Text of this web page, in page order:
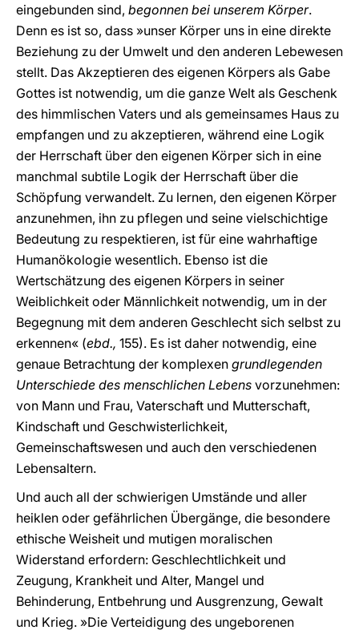
eingebunden sind, begonnen bei unserem Körper.
Denn es ist so, dass »unser Körper uns in eine direkte
Beziehung zu der Umwelt und den anderen Lebewesen
stellt. Das Akzeptieren des eigenen Körpers als Gabe
Gottes ist notwendig, um die ganze Welt als Geschenk
des himmlischen Vaters und als gemeinsames Haus zu
empfangen und zu akzeptieren, während eine Logik
der Herrschaft über den eigenen Körper sich in eine
manchmal subtile Logik der Herrschaft über die
Schöpfung verwandelt. Zu lernen, den eigenen Körper
anzunehmen, ihn zu pflegen und seine vielschichtige
Bedeutung zu respektieren, ist für eine wahrhaftige
Humanökologie wesentlich. Ebenso ist die
Wertschätzung des eigenen Körpers in seiner
Weiblichkeit oder Männlichkeit notwendig, um in der
Begegnung mit dem anderen Geschlecht sich selbst zu
erkennen« (ebd., 155). Es ist daher notwendig, eine
genaue Betrachtung der komplexen grundlegenden
Unterschiede des menschlichen Lebens vorzunehmen:
von Mann und Frau, Vaterschaft und Mutterschaft,
Kindschaft und Geschwisterlichkeit,
Gemeinschaftswesen und auch den verschiedenen
Lebensaltern.
Und auch all der schwierigen Umstände und aller
heiklen oder gefährlichen Übergänge, die besondere
ethische Weisheit und mutigen moralischen
Widerstand erfordern: Geschlechtlichkeit und
Zeugung, Krankheit und Alter, Mangel und
Behinderung, Entbehrung und Ausgrenzung, Gewalt
und Krieg. »Die Verteidigung des ungeborenen